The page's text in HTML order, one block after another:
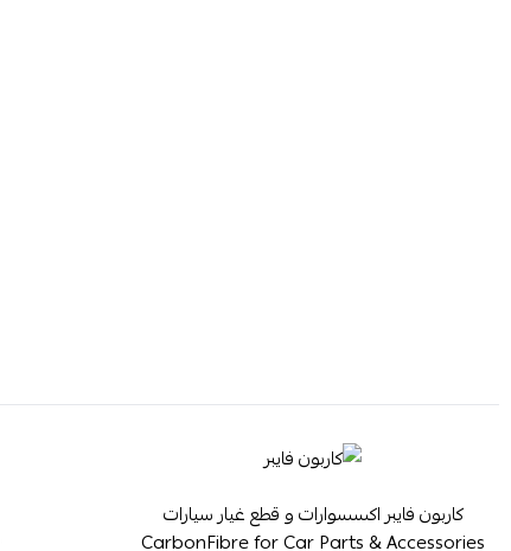
كاربون فايبر اكسسوارات و قطع غيار سيارات
CarbonFibre for Car Parts & Accessories